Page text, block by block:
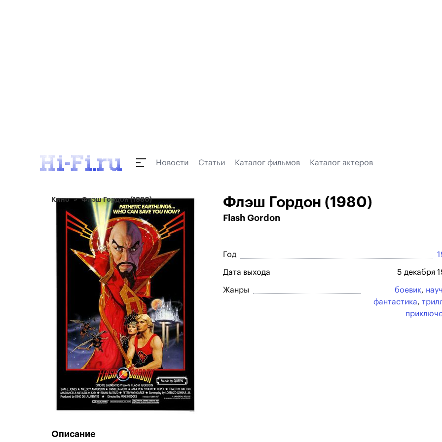
Новости Статьи Каталог фильмов Каталог актеров
Кино Флэш Гордон (1980) Флэш Гордон (1980)
Flash Gordon
Год
Дата выхода 5 декабря
Жанры боевик,
фантастика,
Описание